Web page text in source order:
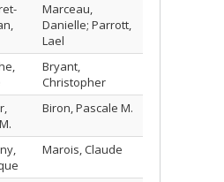
Marceau,
Danielle; Parrott,
Lael
Bryant,
Christopher
Biron, Pascale M.
Marois, Claude